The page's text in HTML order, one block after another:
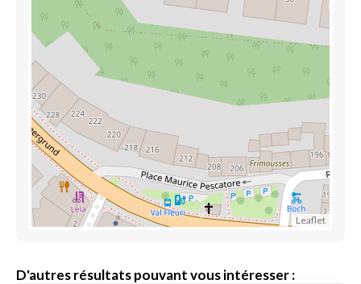
Leaflet
D'autres résultats pouvant vous intéresser :